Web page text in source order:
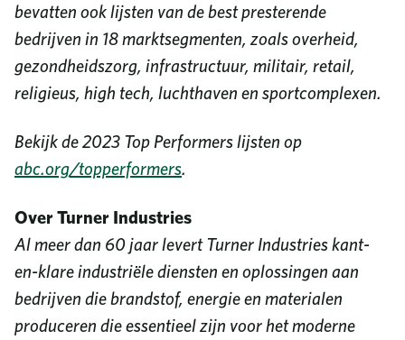
bevatten ook lijsten van de best presterende
bedrijven in 18 marktsegmenten, zoals overheid,
gezondheidszorg, infrastructuur, militair, retail,
religieus, high tech, luchthaven en sportcomplexen.
Bekijk de 2023 Top Performers lijsten op
abc.org/topperformers.
Over Turner Industries
Al meer dan 60 jaar levert Turner Industries kant-
en-klare industriële diensten en oplossingen aan
bedrijven die brandstof, energie en materialen
produceren die essentieel zijn voor het moderne